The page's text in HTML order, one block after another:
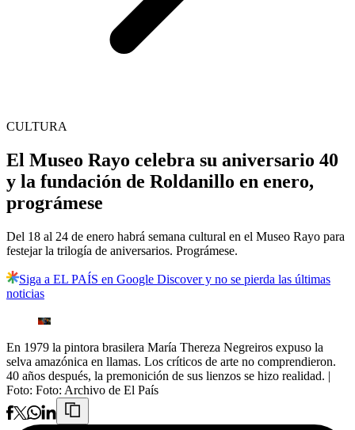
CULTURA
El Museo Rayo celebra su aniversario 40
y la fundación de Roldanillo en enero,
prográmese
Del 18 al 24 de enero habrá semana cultural en el Museo Rayo para
festejar la trilogía de aniversarios. Prográmese.
Siga a EL PAÍS en Google Discover y no se pierda las últimas
noticias
En 1979 la pintora brasilera María Thereza Negreiros expuso la
selva amazónica en llamas. Los críticos de arte no comprendieron.
40 años después, la premonición de sus lienzos se hizo realidad. |
Foto: Foto: Archivo de El País